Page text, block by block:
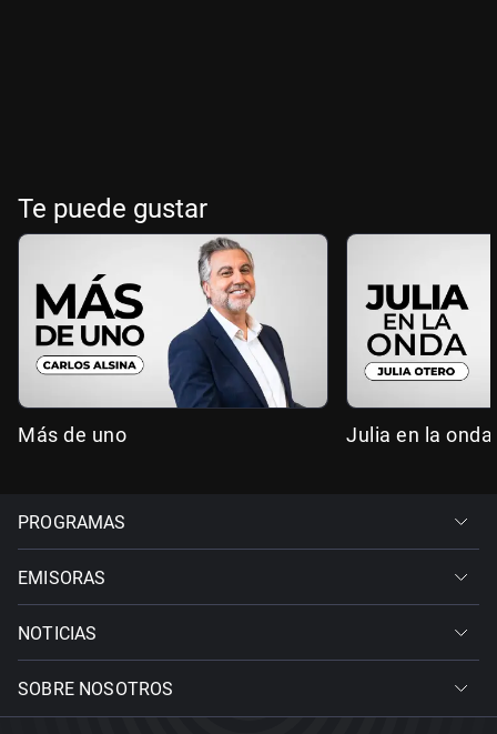
Te puede gustar
Más de uno Julia en la onda
PROGRAMAS
EMISORAS
NOTICIAS
SOBRE NOSOTROS